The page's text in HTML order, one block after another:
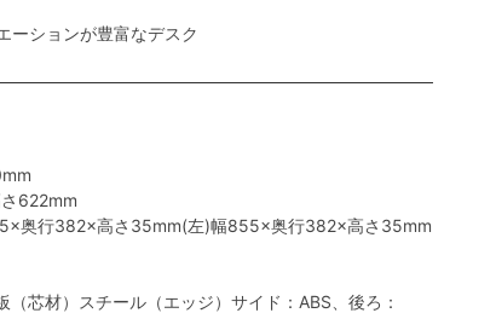
ーションが豊富なデスク
622mm
奥行382×高さ35mm(左)幅855×奥行382×高さ35mm
芯材）スチール（エッジ）サイド：ABS、後ろ：